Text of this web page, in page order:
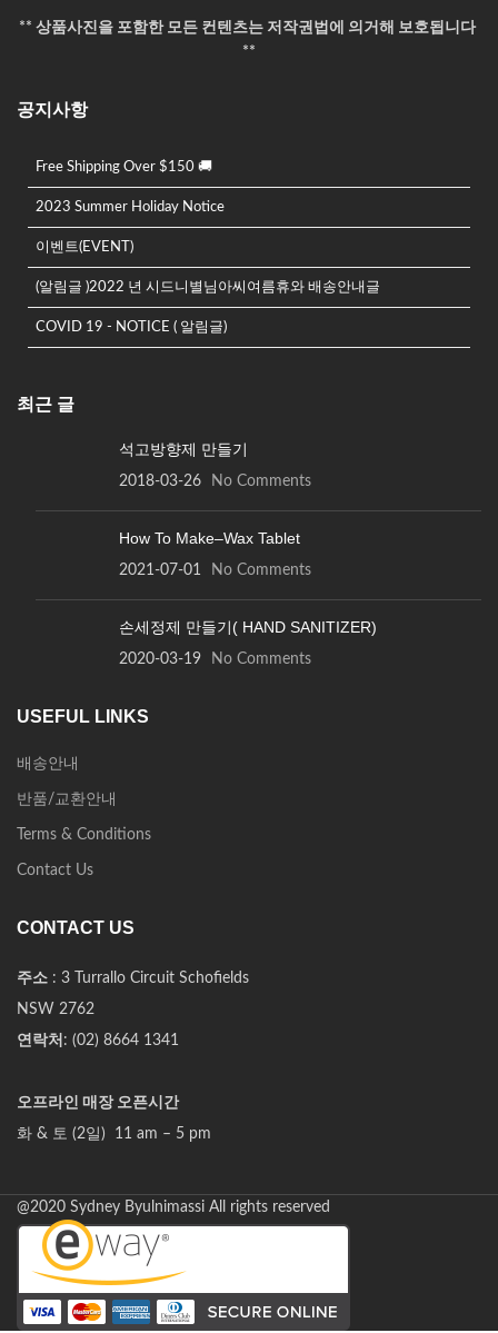
** 상품사진을 포함한 모든 컨텐츠는 저작권법에 의거해 보호됩니다
**
공지사항
Free Shipping Over $150 🚚
2023 Summer Holiday Notice
이벤트(EVENT)
(알림글 )2022 년 시드니별님아씨여름휴와 배송안내글
COVID 19 - NOTICE ( 알림글)
최근 글
석고방향제 만들기
2018-03-26 No Comments
How To Make–Wax Tablet
2021-07-01 No Comments
손세정제 만들기( HAND SANITIZER)
2020-03-19 No Comments
USEFUL LINKS
배송안내
반품/교환안내
Terms & Conditions
Contact Us
CONTACT US
주소 : 3 Turrallo Circuit Schofields
NSW 2762
연락처 : (02) 8664 1341
오프라인 매장 오픈시간
화 & 토 (2일) 11 am – 5 pm
@2020 Sydney Byulnimassi All rights reserved